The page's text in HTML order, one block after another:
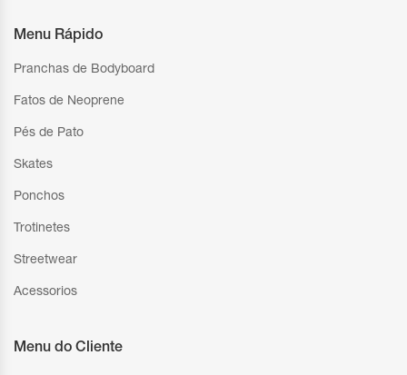
Menu Rápido
Pranchas de Bodyboard
Fatos de Neoprene
Pés de Pato
Skates
Ponchos
Trotinetes
Streetwear
Acessorios
Menu do Cliente